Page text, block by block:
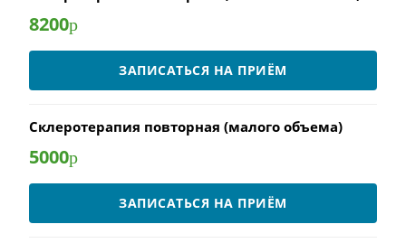
8200р
ЗАПИСАТЬСЯ НА ПРИЁМ
Склеротерапия повторная (малого объема)
5000р
ЗАПИСАТЬСЯ НА ПРИЁМ